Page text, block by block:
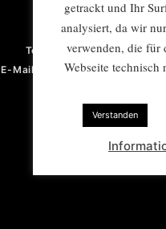
Violetta von der Heydt
Telefon: +49 (0) 201 922
E-Mail:
getrackt und Ihr
analysiert, da wir
verwenden, die für
Webseite technisch
Verstanden